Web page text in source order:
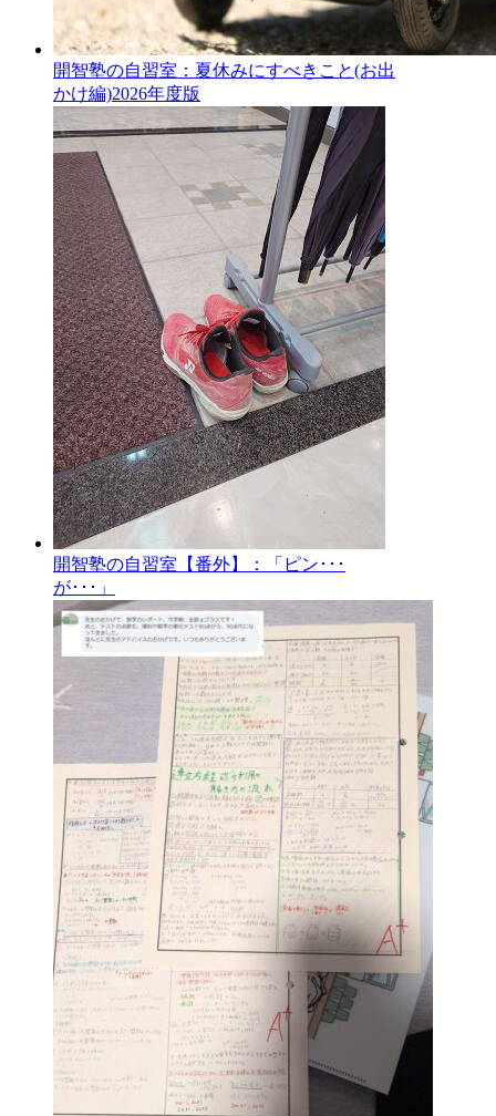
開智塾の自習室：夏休みにすべきこと(お出
かけ編)2026年度版
開智塾の自習室【番外】：「ピン･･･
が･･･」